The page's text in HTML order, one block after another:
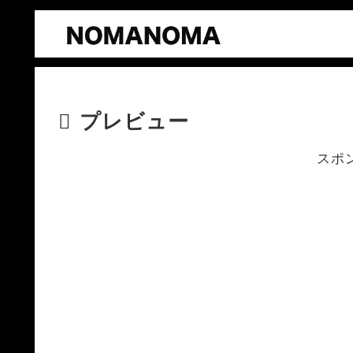
プレビュー
スポ